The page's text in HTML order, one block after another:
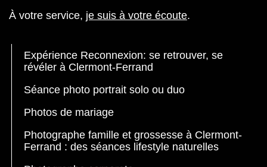
À votre service, je suis à votre écoute.
Expérience Reconnexion: se retrouver, se
révéler à Clermont-Ferrand
Séance photo portrait solo ou duo
Photos de mariage
Photographe famille et grossesse à Clermont-
Ferrand : des séances lifestyle naturelles